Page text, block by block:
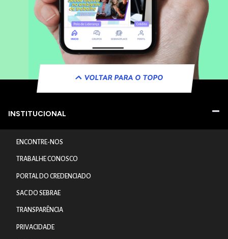
VOLTAR PARA O TOPO
INSTITUCIONAL
ENCONTRE-NOS
TRABALHE CONOSCO
PORTAL DO CREDENCIADO
SAC DO SEBRAE
TRANSPARÊNCIA
PRIVACIDADE